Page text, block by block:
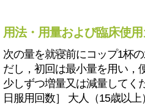
用法・用量および臨床使
次の量を就寝前にコップ1杯
だし，初回は最小量を用い，
少しずつ増量又は減量してく
日服用回数］ 大人（15歳以